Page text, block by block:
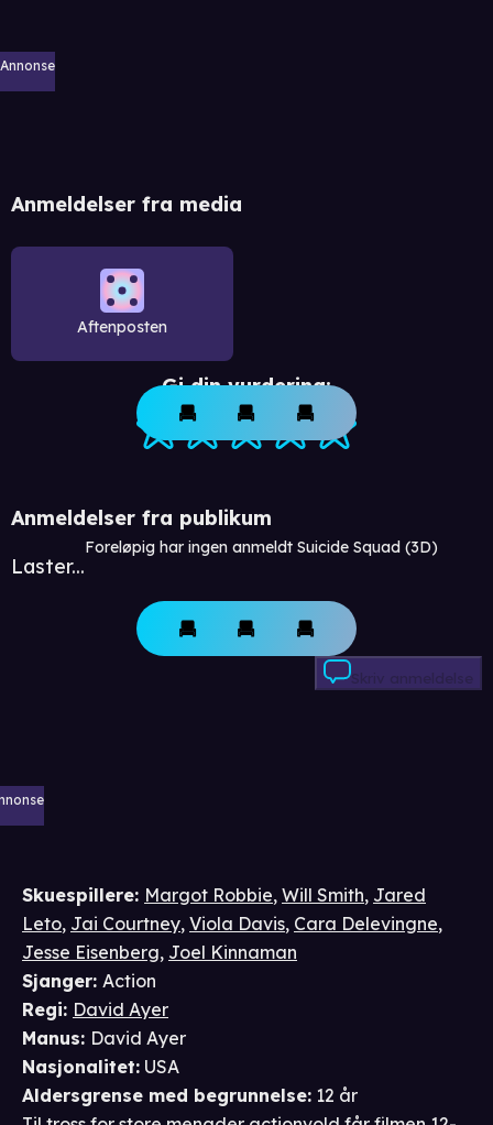
Annonse
Anmeldelser fra media
Aftenposten
Gi din vurdering:
Anmeldelser fra publikum
Laster...
Foreløpig har ingen anmeldt Suicide Squad (3D)
Skriv anmeldelse
Skuespillere: Margot Robbie, Will Smith, Jared
Leto, Jai Courtney, Viola Davis, Cara Delevingne,
Jesse Eisenberg, Joel Kinnaman
Sjanger: Action
Regi: David Ayer
Manus: David Ayer
Nasjonalitet: USA
Aldersgrense med begrunnelse: 12 år